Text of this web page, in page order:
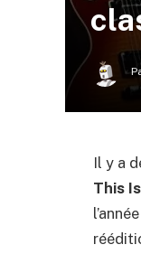
Il y a
This